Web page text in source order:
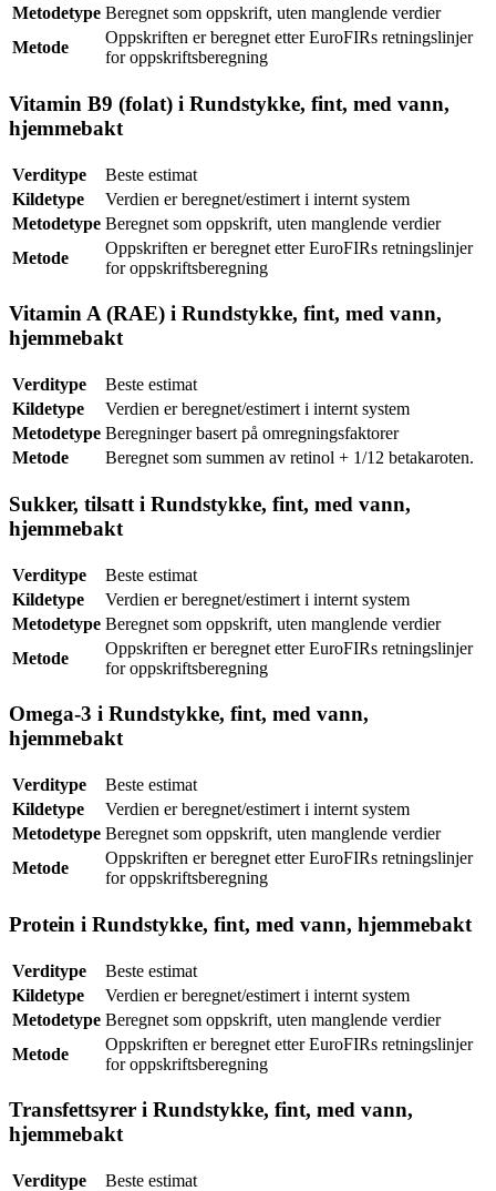
Metodetype Beregnet som oppskrift, uten manglende verdier
Metode
Oppskriften er beregnet etter EuroFIRs retningslinjer
for oppskriftsberegning
Vitamin B9 (folat) i Rundstykke, fint, med vann,
hjemmebakt
Verditype
Beste estimat
Kildetype
Verdien er beregnet/estimert i internt system
Metodetype Beregnet som oppskrift, uten manglende verdier
Metode
Oppskriften er beregnet etter EuroFIRs retningslinjer
for oppskriftsberegning
Vitamin A (RAE) i Rundstykke, fint, med vann,
hjemmebakt
Verditype
Beste estimat
Kildetype
Verdien er beregnet/estimert i internt system
Metodetype Beregninger basert på omregningsfaktorer
Metode
Beregnet som summen av retinol + 1/12 betakaroten.
Sukker, tilsatt i Rundstykke, fint, med vann,
hjemmebakt
Verditype
Beste estimat
Kildetype
Verdien er beregnet/estimert i internt system
Metodetype Beregnet som oppskrift, uten manglende verdier
Metode
Oppskriften er beregnet etter EuroFIRs retningslinjer
for oppskriftsberegning
Omega-3 i Rundstykke, fint, med vann,
hjemmebakt
Verditype
Beste estimat
Kildetype
Verdien er beregnet/estimert i internt system
Metodetype Beregnet som oppskrift, uten manglende verdier
Metode
Oppskriften er beregnet etter EuroFIRs retningslinjer
for oppskriftsberegning
Protein i Rundstykke, fint, med vann, hjemmebakt
Verditype
Beste estimat
Kildetype
Verdien er beregnet/estimert i internt system
Metodetype Beregnet som oppskrift, uten manglende verdier
Metode
Oppskriften er beregnet etter EuroFIRs retningslinjer
for oppskriftsberegning
Transfettsyrer i Rundstykke, fint, med vann,
hjemmebakt
Verditype
Beste estimat